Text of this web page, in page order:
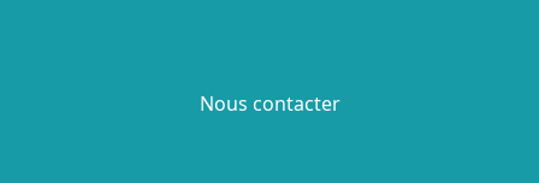
Nous contacter